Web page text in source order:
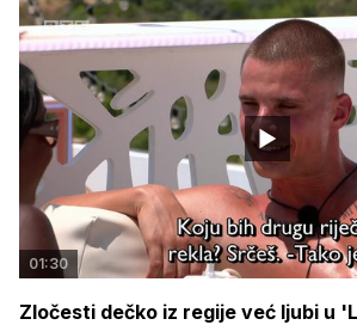
01:30
Zločesti dečko iz regije već ljubi u